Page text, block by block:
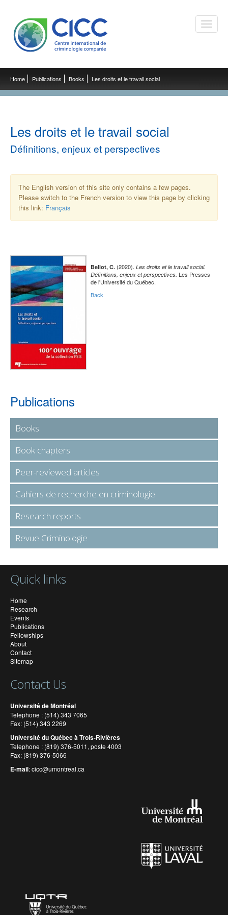
Toggle
Home Publications Books Les droits et le travail social
Les droits et le travail social
Définitions, enjeux et perspectives
The English version of this site only contains a few pages.
Please switch to the French version to view this page by clicking
this link: Français
Bellot, C. (2020). Les droits et le travail social.
Définitions, enjeux et perspectives. Les Presses
de l'Université du Québec.
Back
Publications
Books
Book chapters
Peer-reviewed articles
Cahiers de recherche en criminologie
Research reports
Revue Criminologie
Quick links
Home
Research
Events
Publications
Fellowships
About
Contact
Sitemap
Contact Us
Université de Montréal
Telephone : (514) 343 7065
Fax: (514) 343 2269
Université du Québec à Trois-Rivières
Telephone : (819) 376-5011, poste 4003
Fax: (819) 376-5066
E-mail:cicc@umontreal.ca